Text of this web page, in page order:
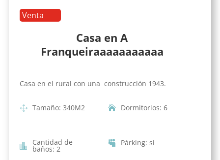
Venta
Casa en A
Franqueiraaaaaaaaaaa
Casa en el rural con una construcción 1943.
Tamaño: 340M2 Dormitorios: 6
Cantidad de
baños: 2
Párking: si